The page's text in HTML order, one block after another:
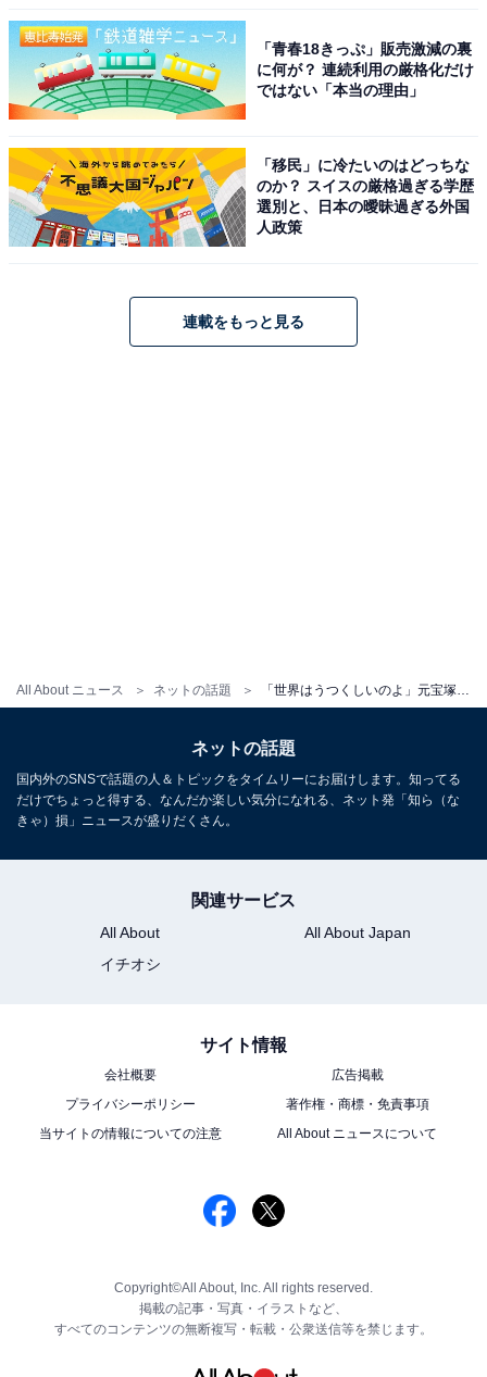
All About ニュース ネットの話題
「青春18きっぷ」販売激減の裏
に何が？ 連続利用の厳格化だけ
ではない「本当の理由」
「移民」に冷たいのはどっちな
のか？ スイスの厳格過ぎる学歴
選別と、日本の曖昧過ぎる外国
人政策
連載をもっと見る
ネットの話題
国内外のSNSで話題の人＆トピックをタイムリーにお届けします。知ってる
だけでちょっと得する、なんだか楽しい気分になれる、ネット発「知ら（な
きゃ）損」ニュースが盛りだくさん。
関連サービス
All About
All About Japan
イチオシ
サイト情報
会社概要
広告掲載
プライバシーポリシー
著作権・商標・免責事項
当サイトの情報についての注意
All About ニュースについて
Copyright©All About, Inc. All rights reserved.
掲載の記事・写真・イラストなど、
すべてのコンテンツの無断複写・転載・公衆送信等を禁じます。